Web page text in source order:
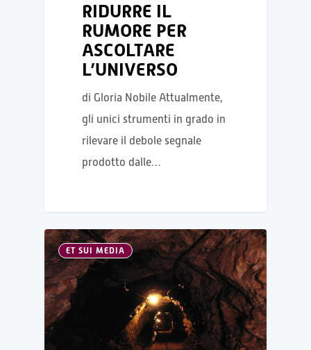
RIDURRE IL
RUMORE PER
ASCOLTARE
L’UNIVERSO
di Gloria Nobile Attualmente,
gli unici strumenti in grado in
rilevare il debole segnale
prodotto dalle…
ET SUI MEDIA